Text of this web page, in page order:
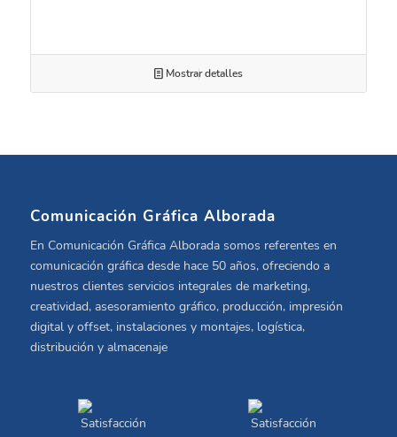
Mostrar detalles
Comunicación Gráfica Alborada
En Comunicación Gráfica Alborada somos referentes en
comunicación gráfica desde hace 50 años, ofreciendo a
nuestros clientes servicios integrales de marketing,
creatividad, asesoramiento gráfico, producción, impresión
digital y offset, instalaciones y montajes, logística,
distribución y almacenaje